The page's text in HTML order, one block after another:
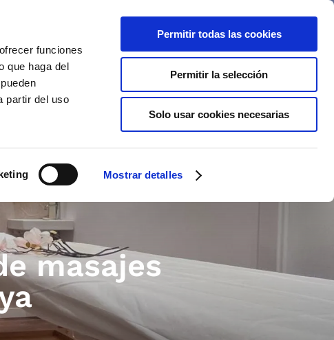
funciones
que haga del
partir del uso
Mostrar detalles
Permitir todas las cookies
Permitir la selección
Solo usar cookies necesarias
OfertasGalería
e Instalaciones
en la Zona
masajes